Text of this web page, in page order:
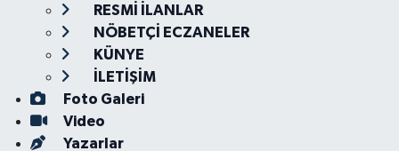
RESMİ İLANLAR
NÖBETÇİ ECZANELER
KÜNYE
İLETİŞİM
Foto Galeri
Video
Yazarlar